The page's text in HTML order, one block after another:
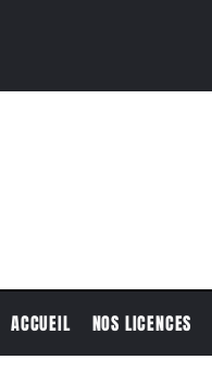
ACCUEIL NOS LICENCES